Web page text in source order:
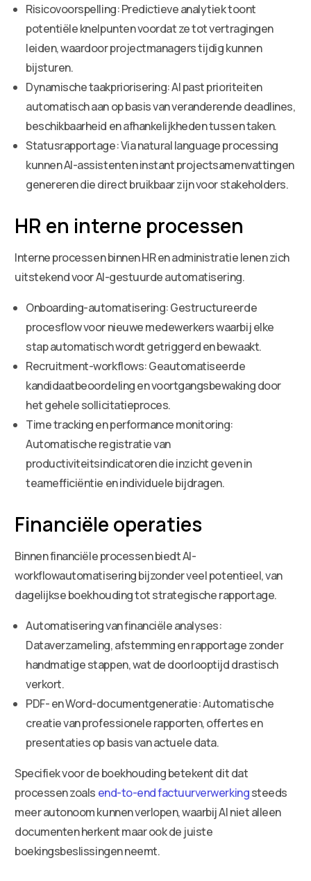
Risicovoorspelling: Predictieve analytiek toont
potentiële knelpunten voordat ze tot vertragingen
leiden, waardoor projectmanagers tijdig kunnen
bijsturen.
Dynamische taakpriorisering: AI past prioriteiten
automatisch aan op basis van veranderende deadlines,
beschikbaarheid en afhankelijkheden tussen taken.
Statusrapportage: Via natural language processing
kunnen AI-assistenten instant projectsamenvattingen
genereren die direct bruikbaar zijn voor stakeholders.
HR en interne processen
Interne processen binnen HR en administratie lenen zich
uitstekend voor AI-gestuurde automatisering.
Onboarding-automatisering: Gestructureerde
procesflow voor nieuwe medewerkers waarbij elke
stap automatisch wordt getriggerd en bewaakt.
Recruitment-workflows: Geautomatiseerde
kandidaatbeoordeling en voortgangsbewaking door
het gehele sollicitatieproces.
Time tracking en performance monitoring:
Automatische registratie van
productiviteitsindicatoren die inzicht geven in
teamefficiëntie en individuele bijdragen.
Financiële operaties
Binnen financiële processen biedt AI-
workflowautomatisering bijzonder veel potentieel, van
dagelijkse boekhouding tot strategische rapportage.
Automatisering van financiële analyses:
Dataverzameling, afstemming en rapportage zonder
handmatige stappen, wat de doorlooptijd drastisch
verkort.
PDF- en Word-documentgeneratie: Automatische
creatie van professionele rapporten, offertes en
presentaties op basis van actuele data.
Specifiek voor de boekhouding betekent dit dat
processen zoals end-to-end factuurverwerkingsteeds
meer autonoom kunnen verlopen, waarbij AI niet alleen
documenten herkent maar ook de juiste
boekingsbeslissingen neemt.